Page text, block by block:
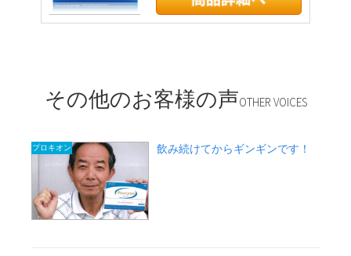
その他のお客様の声OTHER VOICES
プロキオン 飲み続けてからギンギンです！